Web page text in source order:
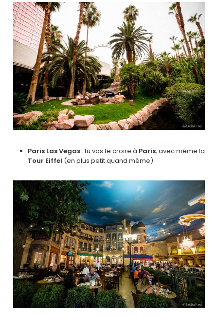
Paris Las Vegas: tu vas te croire à Paris, avec même la
Tour Eiffel (en plus petit quand même)